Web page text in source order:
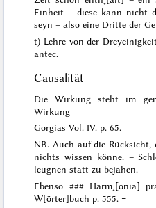
Einheit – diese kann nicht
seyn – also eine Dritte der
t) Lehre von der
antec.
Causalität
Die Wirkung steht im
Wirkung
Gorgias Vol. IV. p. 65.
NB. Auch auf die Rücksicht,
nichts wissen könne. –
leugnen statt zu bejahen.
Ebenso ### Harm˖[onia]
W[örter]buch p. 555. =